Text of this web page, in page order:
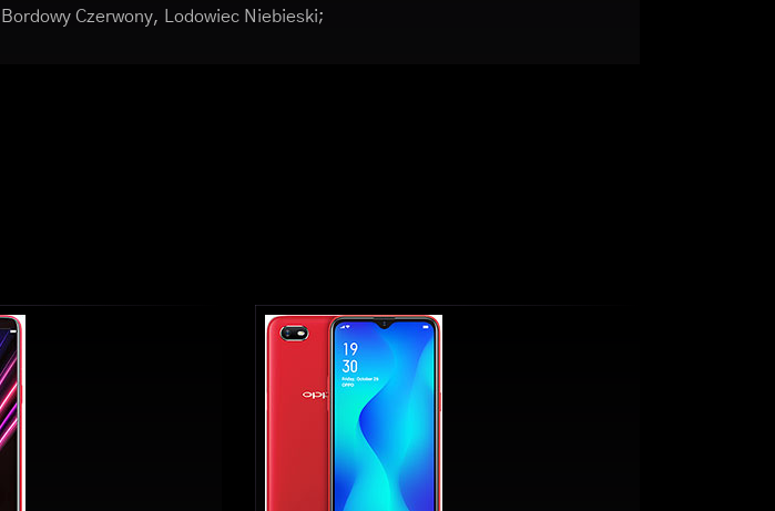
Bordowy Czerwony, Lodowiec Niebieski;